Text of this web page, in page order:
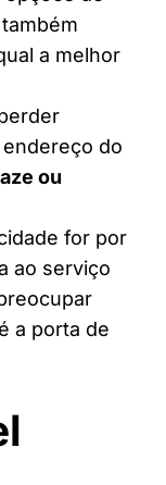
a melhor
do
ou
for por
ao serviço
a porta de